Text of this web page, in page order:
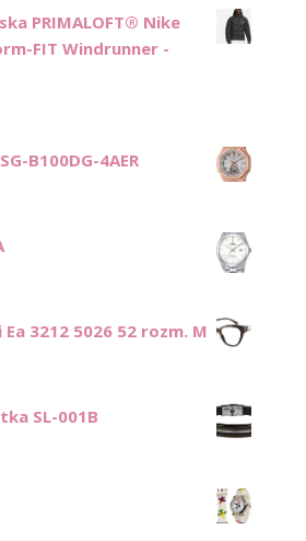
PRIMALOFT® Nike
FIT Windrunner -
B100DG-4AER
3212 5026 52 rozm. M
SL-001B